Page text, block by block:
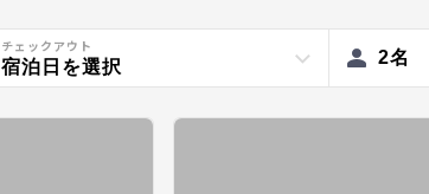
チェックアウト
宿泊日を選択 2名